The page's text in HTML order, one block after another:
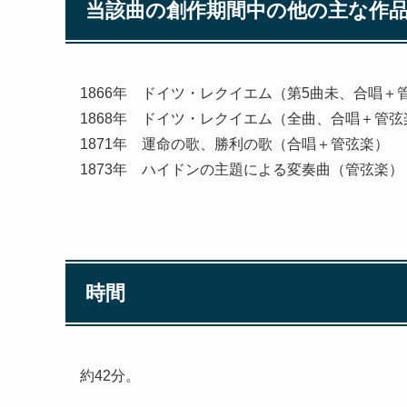
当該曲の創作期間中の他の主な作
1866年 ドイツ・レクイエム（第5曲未、合唱＋管
1868年 ドイツ・レクイエム（全曲、合唱＋管弦
1871年 運命の歌、勝利の歌（合唱＋管弦楽）
1873年 ハイドンの主題による変奏曲（管弦楽）
時間
約42分。